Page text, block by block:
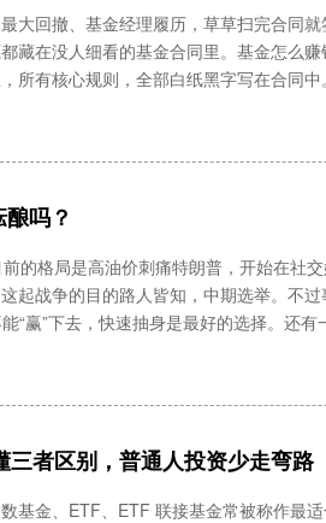
大回撤、基金经理履历，草草扫完合同
藏在没人细看的基金合同里。基金怎么赚
所有核心规则，全部白纸黑字写在合同
吗？
的格局是高油价刺痛特朗普，开始在社
起战争的目的路人皆知，中期选举。不
“赢”下去，快速抽身是最好的选择。还
者区别，普通人投资少走弯路
基金、ETF、ETF 联接基金常被称作最